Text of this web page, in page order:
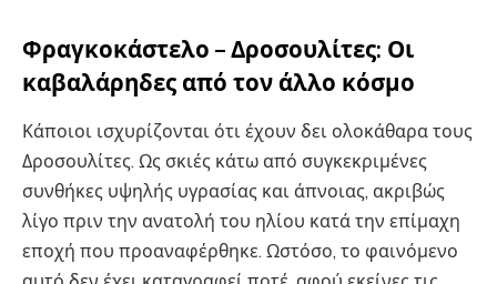
Φραγκοκάστελο – Δροσουλίτες: Οι
καβαλάρηδες από τον άλλο κόσμο
Κάποιοι ισχυρίζονται ότι έχουν δει ολοκάθαρα τους
Δροσουλίτες. Ως σκιές κάτω από συγκεκριμένες
συνθήκες υψηλής υγρασίας και άπνοιας, ακριβώς
λίγο πριν την ανατολή του ηλίου κατά την επίμαχη
εποχή που προαναφέρθηκε. Ωστόσο, το φαινόμενο